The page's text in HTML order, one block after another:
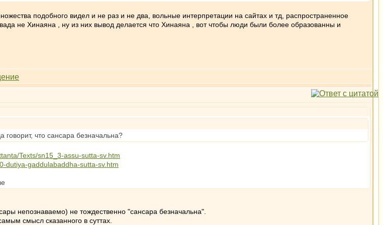
подобного видел и не раз и не два, вольные интерпретации на сайтах и тд, распространенное
не Хинаяна , ну из них вывод делается что Хинаяна , вот чтобы люди были более образованны и
что сансара безначальна?
Texts/sn15_3-assu-sutta-sv.htm
dutiya-gaddulabaddha-sutta-sv.htm
непознаваемо) не тождественно "сансара безначальна".
смысл сказанного в суттах.